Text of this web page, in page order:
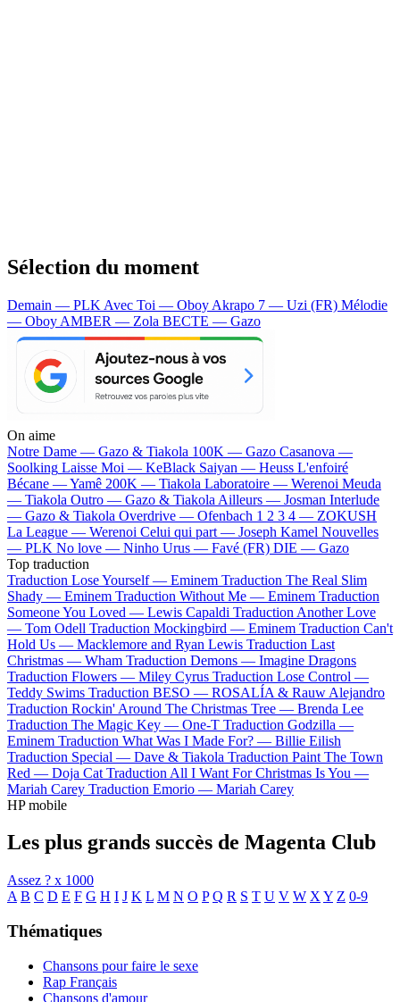
Sélection du moment
Demain — PLK Avec Toi — Oboy Akrapo 7 — Uzi (FR) Mélodie
— Oboy AMBER — Zola BECTE — Gazo
On aime
Notre Dame — Gazo & Tiakola 100K — Gazo Casanova —
Soolking Laisse Moi — KeBlack Saiyan — Heuss L'enfoiré
Bécane —Yamê 200K — Tiakola Laboratoire — Werenoi Meuda
— Tiakola Outro — Gazo & Tiakola Ailleurs — Josman Interlude
— Gazo & Tiakola Overdrive — Ofenbach 1 2 3 4 — ZOKUSH
La League — Werenoi Celui qui part — Joseph Kamel Nouvelles
— PLK No love — Ninho Urus — Favé (FR) DIE — Gazo
Top traduction
Traduction Lose Yourself — Eminem Traduction The Real Slim
Shady — Eminem Traduction Without Me — Eminem Traduction
Someone You Loved — Lewis Capaldi Traduction Another Love
— Tom Odell Traduction Mockingbird — Eminem Traduction Can't
Hold Us — Macklemore and Ryan Lewis Traduction Last
Christmas — Wham Traduction Demons — Imagine Dragons
Traduction Flowers — Miley Cyrus Traduction Lose Control —
Teddy Swims Traduction BESO — ROSALÍA & Rauw Alejandro
Traduction Rockin' Around The Christmas Tree — Brenda Lee
Traduction The Magic Key — One-T Traduction Godzilla —
Eminem Traduction What Was I Made For? — Billie Eilish
Traduction Special — Dave & Tiakola Traduction Paint The Town
Red — Doja Cat Traduction All I Want For Christmas Is You —
Mariah Carey Traduction Emorio — Mariah Carey
HP mobile
Les plus grands succès de Magenta Club
Assez ? x 1000
A B C D E F G H I J K L M N O P Q R S T U V W X Y Z 0-9
Thématiques
Chansons pour faire le sexe
Rap Français
Chansons d'amour